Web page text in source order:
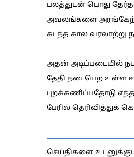
பலத்துடன் பொது
அவலங்களை
கடந்த கால வரலாற்று
அதன் அடிப்படையில்
தேதி நடைபெற உள்ள
புறக்கணிப்பதோடு
பேரில் தெரிவித்துக்
செய்திகளை